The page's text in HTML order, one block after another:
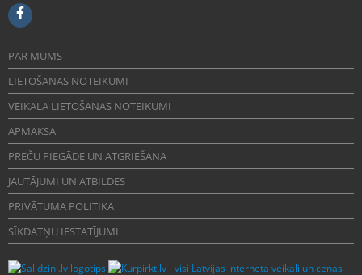
PAR MUMS
LIETOŠANAS NOTEIKUMI
VEIKALA LIETOŠANAS NOTEIKUMI
APMAKSA
PREČU PIEGĀDE UN ATGRIEŠANA
JAUTĀJUMI UN ATBILDES
PRIVĀTUMA POLITIKA
SĪKDATŅU IESTATĪJUMI